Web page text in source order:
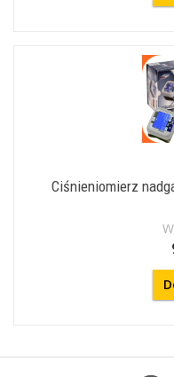
Ciśnieniomierz